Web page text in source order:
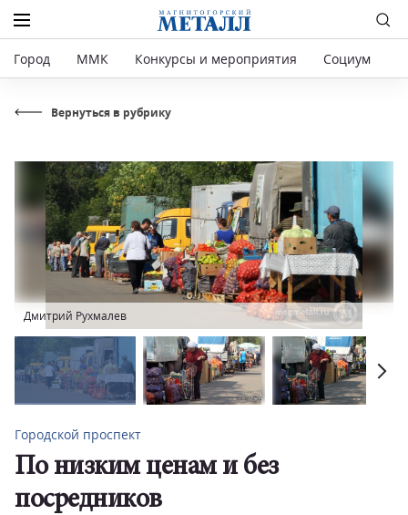
Город ММК Конкурсы и мероприятия Социум
Вернуться в рубрику
Городской проспект
По низким ценам и без
посредников
Дмитрий Рухмалев